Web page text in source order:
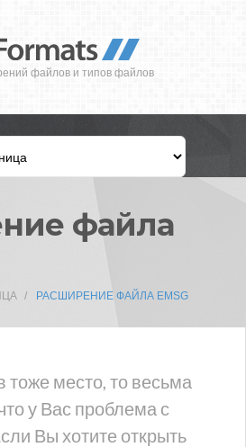
файлов и типов файлов
файла
РАСШИРЕНИЕ ФАЙЛА EMSG
место, то весьма
у Вас проблема с
Вы хотите открыть